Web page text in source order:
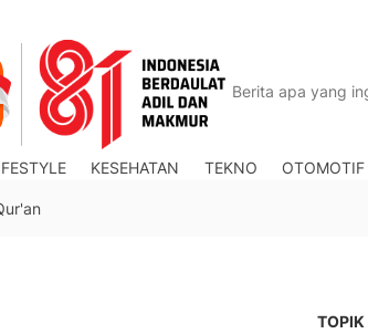
KESEHATAN TEKNO OTOMOTIF
TOPIK